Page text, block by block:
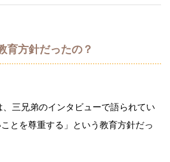
育方針だったの？
三兄弟のインタビューで語られてい
とを尊重する」という教育方針だっ